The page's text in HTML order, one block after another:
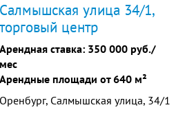
комплексов в городе.
Салмышская улица 34/1,
торговый центр
Арендная ставка: 350 000 руб./
мес
Арендные площади от 640 м²
Оренбург, Салмышская улица, 34/1